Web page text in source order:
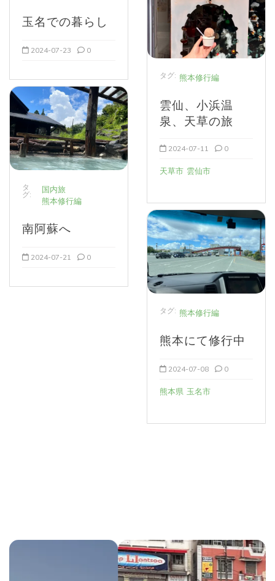
玉名での暮らし
2024-07-23 0
タ
グ:
国内旅
熊本修行編
南阿蘇へ
2024-07-21 0
タグ: 熊本修行編
雲仙、小浜温
泉、天草の旅
2024-07-11 0
天草市 雲仙市
タグ: 熊本修行編
熊本にて修行中
2024-07-08 0
熊本県 玉名市